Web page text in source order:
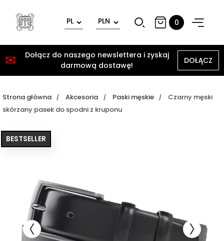
0
Strona główna Akcesoria Paski męskie
Czarny męski
skórzany pasek do spodni z kruponu
BESTSELLER
✉
Dołącz do naszego newslettera i zyskaj
darmową dostawę!
DOŁĄCZ